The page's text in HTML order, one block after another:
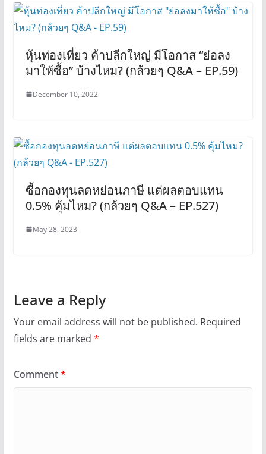
หุ้นท่องเที่ยว ค้าปลีกใหญ่ มีโอกาส “ย่อลง
มาให้ซื้อ” บ้างไหม? (กล้วยๆ Q&A – EP.59)
December 10, 2022
ซื้อกองทุนลดหย่อนภาษี แต่ผลตอบแทน
0.5% คุ้มไหม? (กล้วยๆ Q&A – EP.527)
May 28, 2023
Leave a Reply
Your email address will not be published. Required
fields are marked *
Comment*